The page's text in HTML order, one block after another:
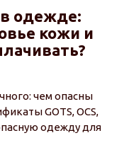
одежде:
кожи и
чем опасны
GOTS, OCS,
одежду для